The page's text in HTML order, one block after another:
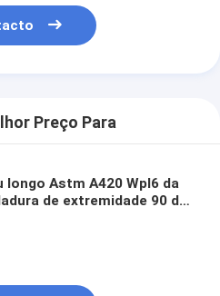
Preço Para
longo Astm A420 Wpl6 da
de extremidade 90 do